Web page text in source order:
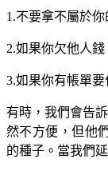
1.不要拿不屬於你
2.如果你欠他人
3.如果你有帳單
有時，我們會告
然不方便，但他
的種子。當我們